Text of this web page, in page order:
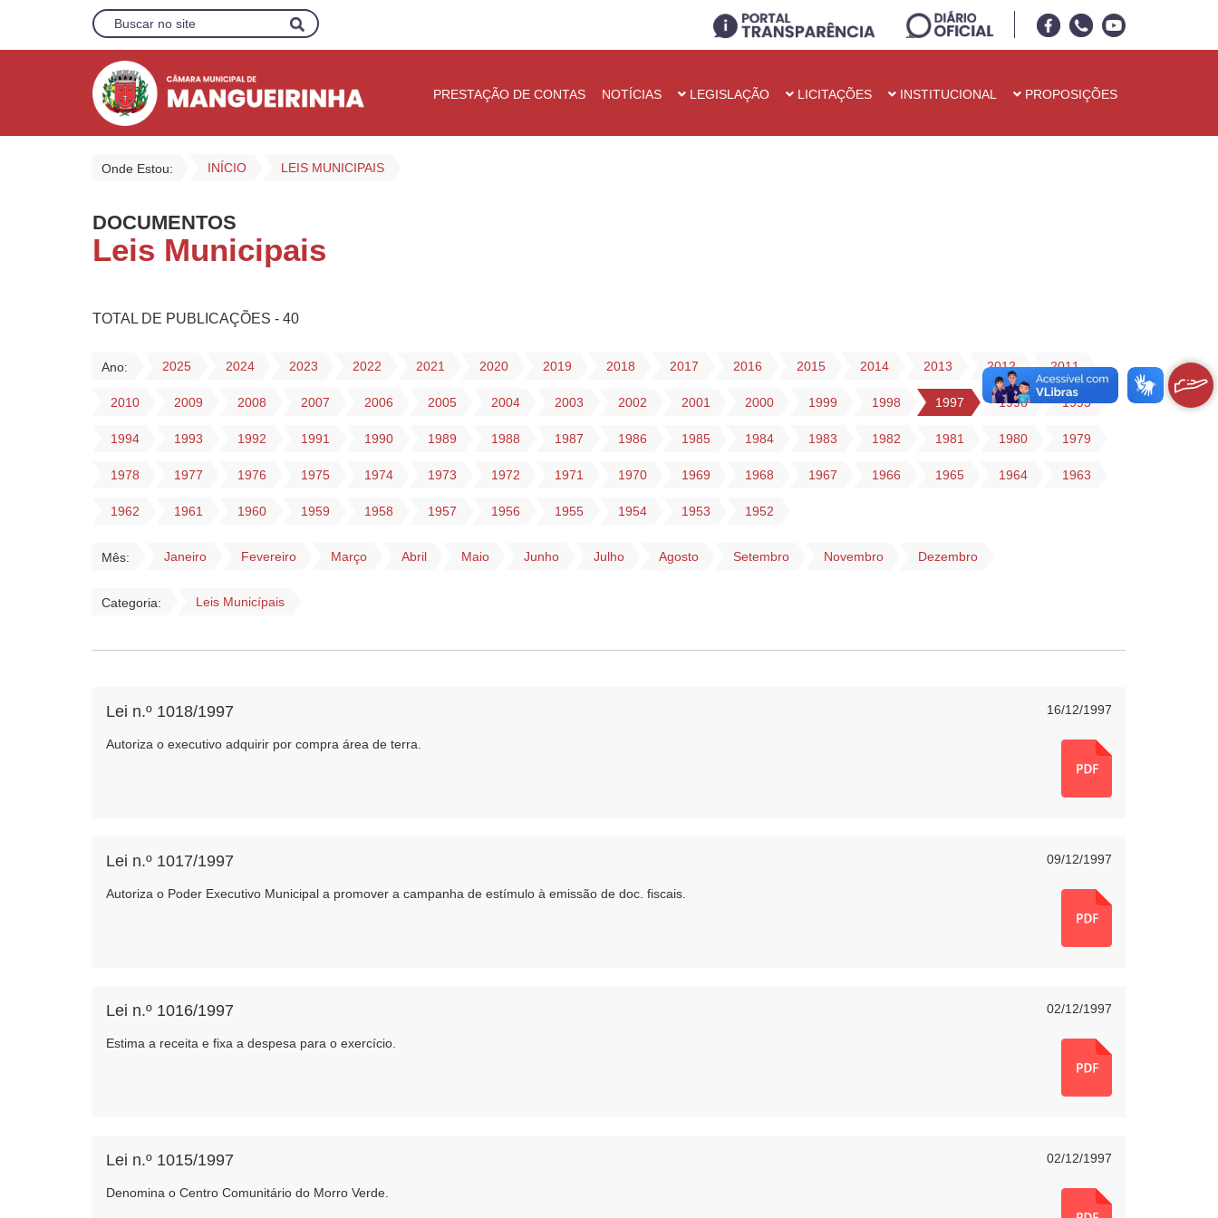
PRESTAÇÃO DE CONTAS NOTÍCIAS LEGISLAÇÃO LICITAÇÕES INSTITUCIONAL PROPOSIÇÕES
Onde Estou: INÍCIO LEIS MUNICIPAIS
DOCUMENTOS
Leis Municipais
TOTAL DE PUBLICAÇÕES - 40
Ano: 2025 2024 2023 2022 2021 2020 2019 2018 2017 2016 2015 2014 2013 2012 2011
2010 2009 2008 2007 2006 2005 2004 2003 2002 2001 2000 1999 1998 1997 1996 1995
1994 1993 1992 1991 1990 1989 1988 1987 1986 1985 1984 1983 1982 1981 1980 1979
1978 1977 1976 1975 1974 1973 1972 1971 1970 1969 1968 1967 1966 1965 1964 1963
1962 1961 1960 1959 1958 1957 1956 1955 1954 1953 1952
Mês: Janeiro Fevereiro Março Abril Maio Junho Julho Agosto Setembro Novembro Dezembro
Categoria: Leis Municípais
16/12/1997
Lei n.º 1018/1997
Autoriza o executivo adquirir por compra área de terra.
09/12/1997
Lei n.º 1017/1997
Autoriza o Poder Executivo Municipal a promover a campanha de estímulo à emissão de doc. fiscais.
02/12/1997
Lei n.º 1016/1997
Estima a receita e fixa a despesa para o exercício.
02/12/1997
Lei n.º 1015/1997
Denomina o Centro Comunitário do Morro Verde.